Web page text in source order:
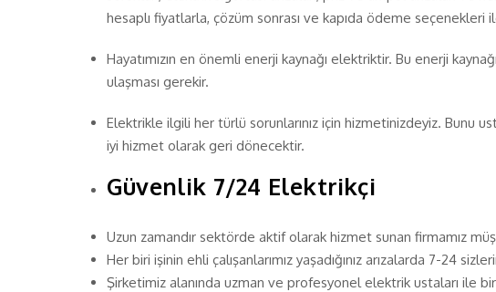
hesaplı fiyatlarla, çözüm sonrası ve kapıda ödeme
Hayatımızın en önemli enerji kaynağı elektriktir. Bu enerji
ulaşması gerekir.
Elektrikle ilgili her türlü sorunlarınız için hizmetinizdeyiz. Bunu
iyi hizmet olarak geri dönecektir.
Güvenlik 7/24 Elektrikçi
Uzun zamandır sektörde aktif olarak hizmet sunan firmamız
Her biri işinin ehli çalışanlarımız yaşadığınız arızalarda 7-24
Şirketimiz alanında uzman ve profesyonel elektrik ustaları ile